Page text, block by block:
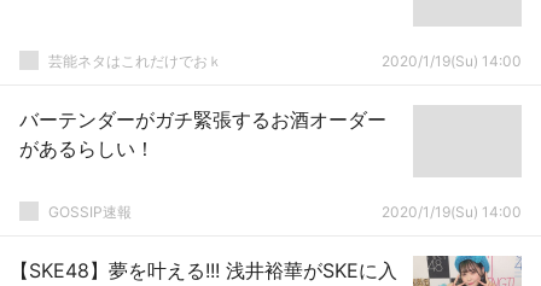
芸能ネタはこれだけでおｋ 2020/1/19(Su) 14:00
バーテンダーがガチ緊張するお酒オーダー
があるらしい！
GOSSIP速報 2020/1/19(Su) 14:00
【SKE48】夢を叶える!!! 浅井裕華がSKEに入